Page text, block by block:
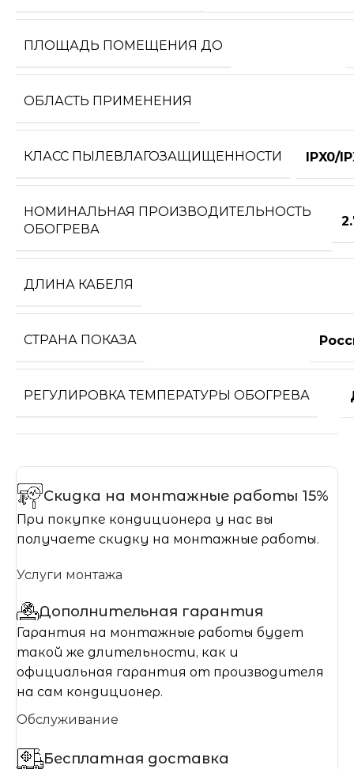
ПЛОЩАДЬ ПОМЕЩЕНИЯ ДО
ОБЛАСТЬ ПРИМЕНЕНИЯ
КЛАСС ПЫЛЕВЛАГОЗАЩИЩЕННОСТИ IPX0/
НОМИНАЛЬНАЯ ПРОИЗВОДИТЕЛЬНОСТЬ
ОБОГРЕВА
ДЛИНА КАБЕЛЯ
СТРАНА ПОКАЗА
РЕГУЛИРОВКА ТЕМПЕРАТУРЫ ОБОГРЕВА
Скидка на монтажные работы 15%
При покупке кондиционера у нас вы
получаете скидку на монтажные работы.
Услуги монтажа
Дополнительная гарантия
Гарантия на монтажные работы будет
такой же длительности, как и
официальная гарантия от производителя
на сам кондиционер.
Обслуживание
Бесплатная доставка